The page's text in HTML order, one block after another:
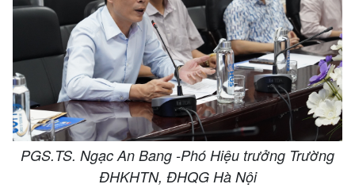
PGS.TS. Ngạc An Bang -Phó Hiệu trưởng Trường
ĐHKHTN, ĐHQG Hà Nội